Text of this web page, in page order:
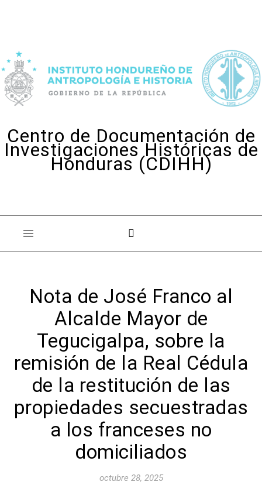
Centro de Documentación de
Investigaciones Históricas de
Honduras (CDIHH)
Nota de José Franco al
Alcalde Mayor de
Tegucigalpa, sobre la
remisión de la Real Cédula
de la restitución de las
propiedades secuestradas
a los franceses no
domiciliados
octubre 28, 2025